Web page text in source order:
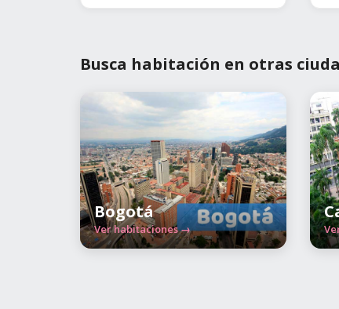
Busca habitación en otras
Bogotá
Ver habitaciones →